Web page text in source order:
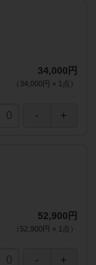
34,000円
（ 34,000円 × 1 点 ）
52,900円
（ 52,900円 × 1 点 ）